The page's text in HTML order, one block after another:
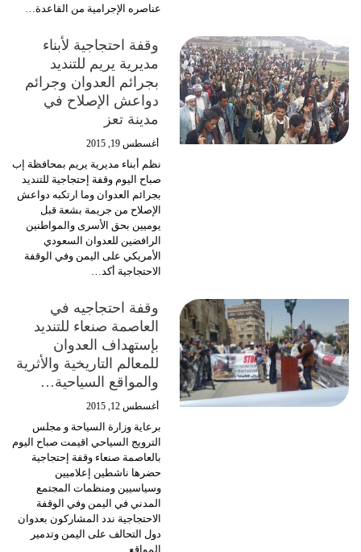
عناصره الإجرامية من القاعدة…
وقفة احتجاجية لأبناء
مديرية يريم للتنديد
بجرائم العدوان وجرائم
دواعش الإصلاح في
مدينة تعز
أغسطس 19, 2015
نظم أبناء مديرية يريم بمحافظة إب
صباح اليوم وقفة إحتجاجية للتنديد
بجرائم العدوان وما ارتكبه دواعش
الإصلاح من جريمة بشعة قبل
يوميين بحق الأسرى والمواطنين
الرافضين للعدوان السعودي
الأمريكي على اليمن وفي الوقفة
الاحتجاجية أكد…
وقفة احتجاجيه في
العاصمة صنعاء للتنديد
بإستهداف العدوان
للمعالم التاريخية والأثرية
والمواقع السياحية…
أغسطس 12, 2015
برعاية وزارة السياحة و مجلس
الترويج السياحي اقيمت صباح اليوم
بالعاصمة صنعاء وقفة إحتجاجية
حضرها ناشطين إعلاميين
وسياسيين ومنظمات المجتمع
المدني في اليمن وفي الوقفة
الاحتجاجية ندد المشاركون بعدوان
دول التحالف على اليمن وتدمير
المواقع…